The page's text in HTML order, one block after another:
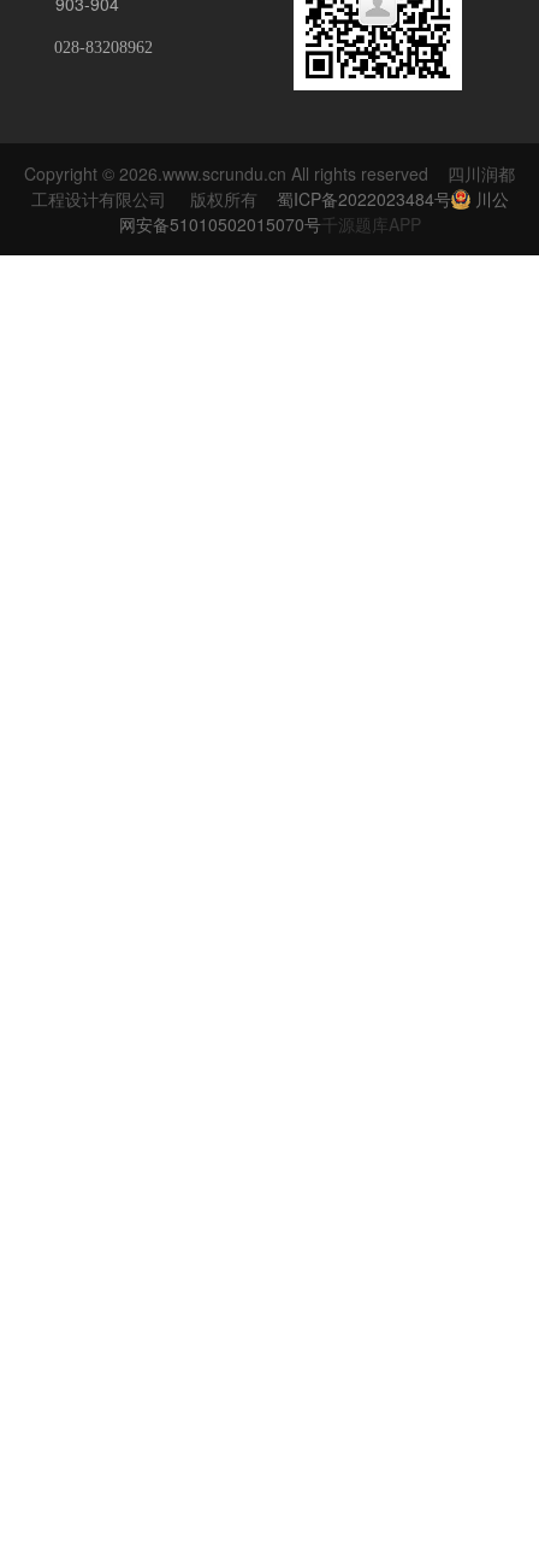
028-83208962
Copyright © 2026.www.scrundu.cn All rights reserved 四川润都
工程设计有限公司 版权所有 蜀ICP备2022023484号
川公
网安备51010502015070号千源题库APP